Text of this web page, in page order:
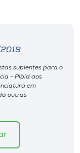
2019
suplentes para o
- Pibid aos
em
outras